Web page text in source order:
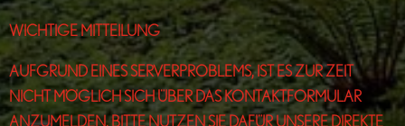
WICHTIGE MITTEILUNG
AUFGRUND EINES SERVERPROBLEMS, IST ES ZUR ZEIT
NICHT MÖGLICH SICH ÜBER DAS KONTAKTFORMULAR
ANZUMELDEN. BITTE NUTZEN SIE DAFÜR UNSERE DIREKTE